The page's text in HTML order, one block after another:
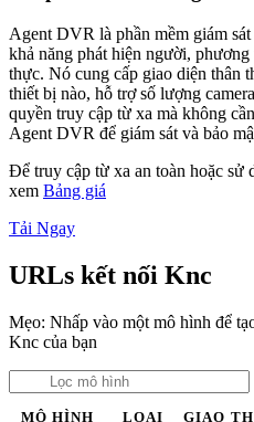
Agent DVR là phần mềm giám
khả năng phát hiện người,
thực. Nó cung cấp giao diện thân
thiết bị nào, hỗ trợ số lượng
quyền truy cập từ xa mà không
Agent DVR để giám sát và bảo
Để truy cập từ xa an toàn hoặc sử
xem Bảng giá
Tải Ngay
URLs kết nối Knc
Mẹo: Nhấp vào một mô hình để
Knc của bạn
MÔ HÌNH LOẠI GIAO